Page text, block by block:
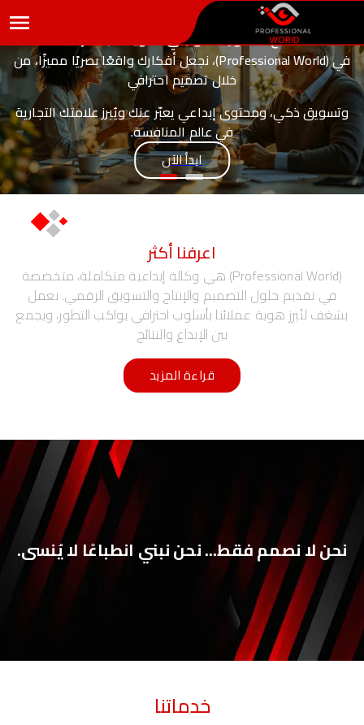
نصنع حضورك... ونبني هويتك باحتراف
في (Professional World)، نجعل أفكارك واقعًا بصريًا مميزًا، من
خلال تصميم احترافي
وتسويق ذكي، ومحتوى إبداعي يعبّر عنك ويُبرز علامتك التجارية
في عالم المنافسة.
ابدأ الآن
اعرفنا أكثر
(Professional World) هي وكالة إبداعية متكاملة، متخصصة
في تقديم حلول التصميم والإنتاج والتسويق الرقمي. نعمل
بشغف لنُبرز هوية عملائنا بأسلوب احترافي يواكب التطور، ويجمع
بين الإبداع والنتائج
قراءة المزيد
نحن لا نصمم فقط... نحن نبني انطباعًا لا يُنسى.
خدماتنا